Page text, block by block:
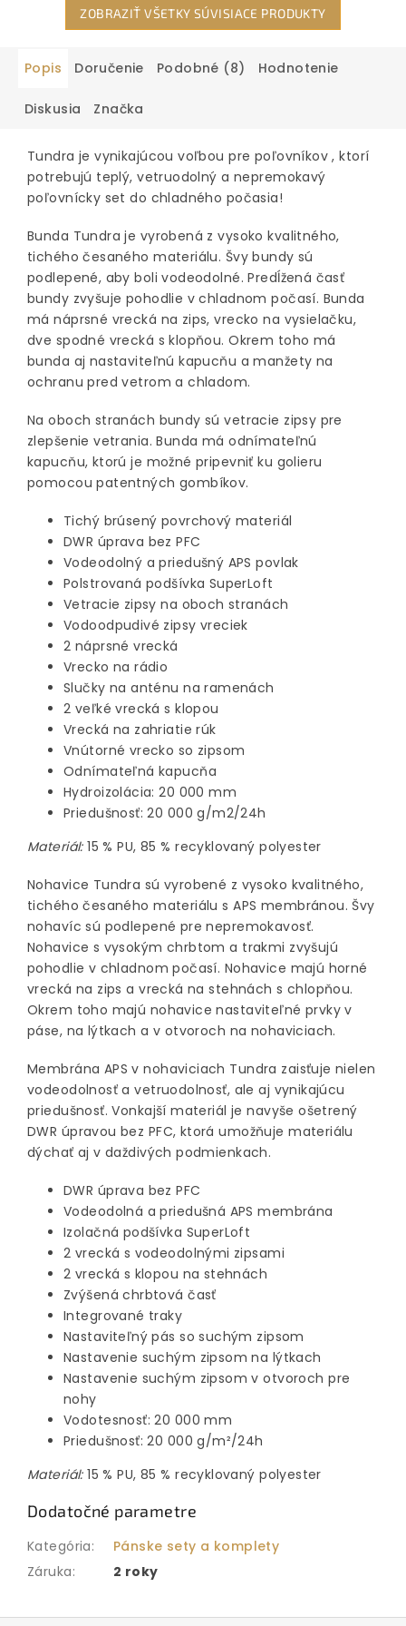
ZOBRAZIŤ VŠETKY SÚVISIACE PRODUKTY
Popis Doručenie Podobné (8) Hodnotenie
Diskusia Značka
Tundra je vynikajúcou voľbou pre poľovníkov , ktorí
potrebujú teplý, vetruodolný a nepremokavý
poľovnícky set do chladného počasia!
Bunda Tundra je vyrobená z vysoko kvalitného, ​​
tichého česaného materiálu. Švy bundy sú
podlepené, aby boli vodeodolné. Predĺžená časť
bundy zvyšuje pohodlie v chladnom počasí. Bunda
má náprsné vrecká na zips, vrecko na vysielačku,
dve spodné vrecká s klopňou. Okrem toho má
bunda aj nastaviteľnú kapucňu a manžety na
ochranu pred vetrom a chladom.
Na oboch stranách bundy sú vetracie zipsy pre
zlepšenie vetrania. Bunda má odnímateľnú
kapucňu, ktorú je možné pripevniť ku golieru
pomocou patentných gombíkov.
Tichý brúsený povrchový materiál
DWR úprava bez PFC
Vodeodolný a priedušný APS povlak
Polstrovaná podšívka SuperLoft
Vetracie zipsy na oboch stranách
Vodoodpudivé zipsy vreciek
2 náprsné vrecká
Vrecko na rádio
Slučky na anténu na ramenách
2 veľké vrecká s klopou
Vrecká na zahriatie rúk
Vnútorné vrecko so zipsom
Odnímateľná kapucňa
Hydroizolácia: 20 000 mm
Priedušnosť: 20 000 g/m2/24h
Materiál: 15 % PU, 85 % recyklovaný polyester
Nohavice Tundra sú vyrobené z vysoko kvalitného, ​​
tichého česaného materiálu s APS membránou. Švy
nohavíc sú podlepené pre nepremokavosť.
Nohavice s vysokým chrbtom a trakmi zvyšujú
pohodlie v chladnom počasí. Nohavice majú horné
vrecká na zips a vrecká na stehnách s chlopňou.
Okrem toho majú nohavice nastaviteľné prvky v
páse, na lýtkach a v otvoroch na nohaviciach.
Membrána APS v nohaviciach Tundra zaisťuje nielen
vodeodolnosť a vetruodolnosť, ale aj vynikajúcu
priedušnosť. Vonkajší materiál je navyše ošetrený
DWR úpravou bez PFC, ktorá umožňuje materiálu
dýchať aj v daždivých podmienkach.
DWR úprava bez PFC
Vodeodolná a priedušná APS membrána
Izolačná podšívka SuperLoft
2 vrecká s vodeodolnými zipsami
2 vrecká s klopou na stehnách
Zvýšená chrbtová časť
Integrované traky
Nastaviteľný pás so suchým zipsom
Nastavenie suchým zipsom na lýtkach
Nastavenie suchým zipsom v otvoroch pre
nohy
Vodotesnosť: 20 000 mm
Priedušnosť: 20 000 g/m²/24h
Materiál: 15 % PU, 85 % recyklovaný polyester
Dodatočné parametre
Kategória:
Pánske sety a komplety
Záruka: 2 roky